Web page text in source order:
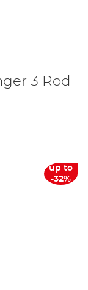
3 Rod
up to
-32%